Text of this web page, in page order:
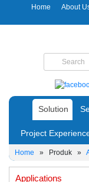
Home About
Solution
Project
Home » Produk »
Applications